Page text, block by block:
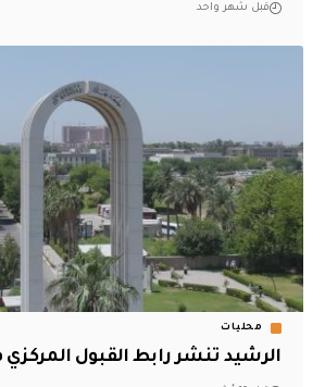
قبل شهر واحد
محليات
الرشيد تنشر رابط القبول